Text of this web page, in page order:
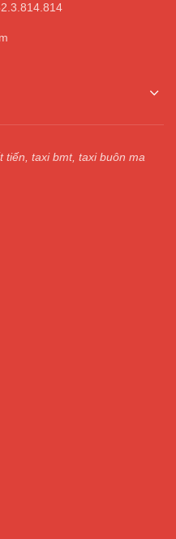
tiến, taxi bmt, taxi buôn ma